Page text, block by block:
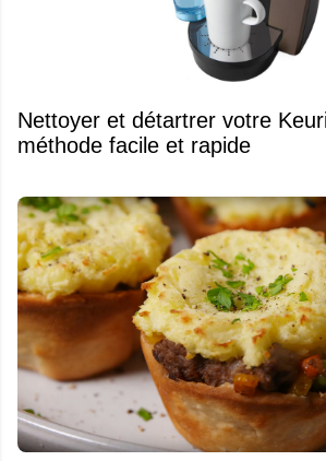
Nettoyer et détartrer votre
méthode facile et rapide